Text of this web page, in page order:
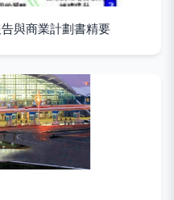
與商業計劃書精要